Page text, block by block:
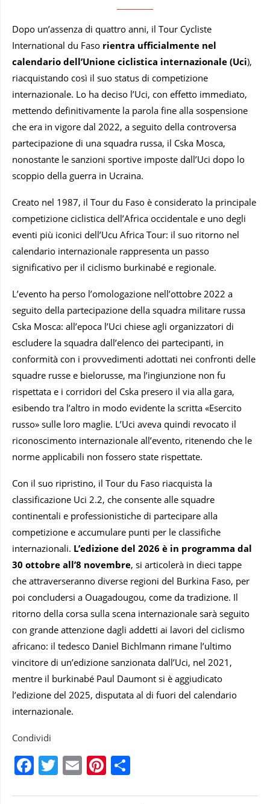
Dopo un’assenza di quattro anni, il Tour Cycliste
International du Faso rientra ufficialmente nel
calendario dell’Unione ciclistica internazionale (Uci),
riacquistando così il suo status di competizione
internazionale. Lo ha deciso l’Uci, con effetto immediato,
mettendo definitivamente la parola fine alla sospensione
che era in vigore dal 2022, a seguito della controversa
partecipazione di una squadra russa, il Cska Mosca,
nonostante le sanzioni sportive imposte dall’Uci dopo lo
scoppio della guerra in Ucraina.
Creato nel 1987, il Tour du Faso è considerato la principale
competizione ciclistica dell’Africa occidentale e uno degli
eventi più iconici dell’Ucu Africa Tour: il suo ritorno nel
calendario internazionale rappresenta un passo
significativo per il ciclismo burkinabé e regionale.
L’evento ha perso l’omologazione nell’ottobre 2022 a
seguito della partecipazione della squadra militare russa
Cska Mosca: all’epoca l’Uci chiese agli organizzatori di
escludere la squadra dall’elenco dei partecipanti, in
conformità con i provvedimenti adottati nei confronti delle
squadre russe e bielorusse, ma l’ingiunzione non fu
rispettata e i corridori del Cska presero il via alla gara,
esibendo tra l’altro in modo evidente la scritta «Esercito
russo» sulle loro maglie. L’Uci aveva quindi revocato il
riconoscimento internazionale all’evento, ritenendo che le
norme applicabili non fossero state rispettate.
Con il suo ripristino, il Tour du Faso riacquista la
classificazione Uci 2.2, che consente alle squadre
continentali e professionistiche di partecipare alla
competizione e accumulare punti per le classifiche
internazionali. L’edizione del 2026 è in programma dal
30 ottobre all’8 novembre, si articolerà in dieci tappe
che attraverseranno diverse regioni del Burkina Faso, per
poi concludersi a Ouagadougou, come da tradizione. Il
ritorno della corsa sulla scena internazionale sarà seguito
con grande attenzione dagli addetti ai lavori del ciclismo
africano: il tedesco Daniel Bichlmann rimane l’ultimo
vincitore di un’edizione sanzionata dall’Uci, nel 2021,
mentre il burkinabé Paul Daumont si è aggiudicato
l’edizione del 2025, disputata al di fuori del calendario
internazionale.
Condividi
Facebook
Twitter
EmailPinterest